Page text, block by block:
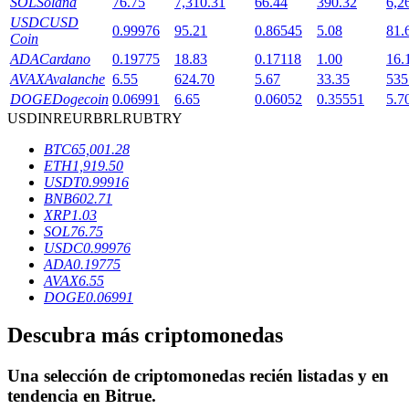
Bloqueos BTR
Inversiones exclusivas para titulares de BTR
Préstamos
USDCUSD
Coin
0.99976 95.21 0.86545 5.08
ADACardano 0.19775 18.83 0.17118 1.00
AVAXAvalanche 6.55 624.70 5.67 33.35
DOGEDogecoin 0.06991 6.65 0.06052 0.35551
USDINREURBRLRUBTRY
BTC65,001.28
ETH1,919.50
USDT0.99916
BNB602.71
XRP1.03
SOL76.75
USDC0.99976
ADA0.19775
AVAX6.55
DOGE0.06991
Descubra más criptomonedas
Una selección de criptomonedas recién listadas y en
tendencia en Bitrue.